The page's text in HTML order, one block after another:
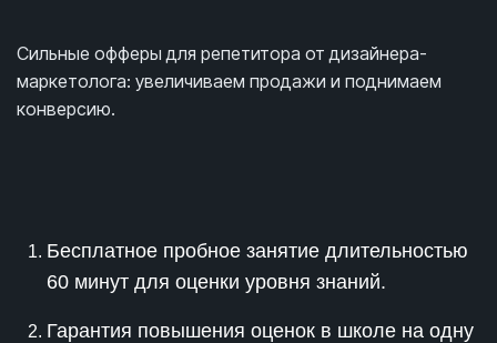
Сильные офферы для репетитора от дизайнера-
маркетолога: увеличиваем продажи и поднимаем
конверсию.
Бесплатное пробное занятие длительностью
60 минут для оценки уровня знаний.
Гарантия повышения оценок в школе на одну